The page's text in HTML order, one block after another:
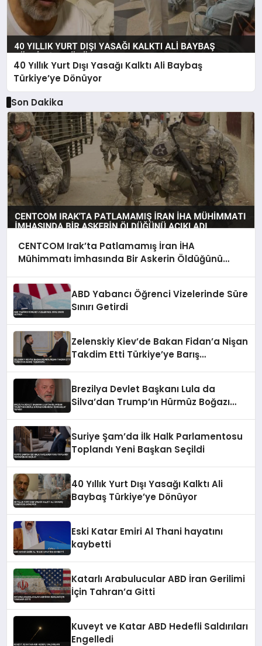
40 Yıllık Yurt Dışı Yasağı Kalktı Ali Baybaş
Türkiye’ye Dönüyor
Son Dakika
CENTCOM Irak’ta Patlamamış İran İHA
Mühimmatı İmhasında Bir Askerin Öldüğünü
ABD Yabancı Öğrenci Vizelerinde Süre
Sınırı Getirdi
Zelenskiy Kiev’de Bakan Fidan’a Nişan
Takdim Etti Türkiye’ye Barış
Brezilya Devlet Başkanı Lula da
Silva’dan Trump’ın Hürmüz Boğazı
Suriye Şam’da İlk Halk Parlamentosu
Toplandı Yeni Başkan Seçildi
40 Yıllık Yurt Dışı Yasağı Kalktı Ali
Baybaş Türkiye’ye Dönüyor
Eski Katar Emiri Al Thani hayatını
kaybetti
Katarlı Arabulucular ABD İran Gerilimi
İçin Tahran’a Gitti
Kuveyt ve Katar ABD Hedefli Saldırıları
Engelledi